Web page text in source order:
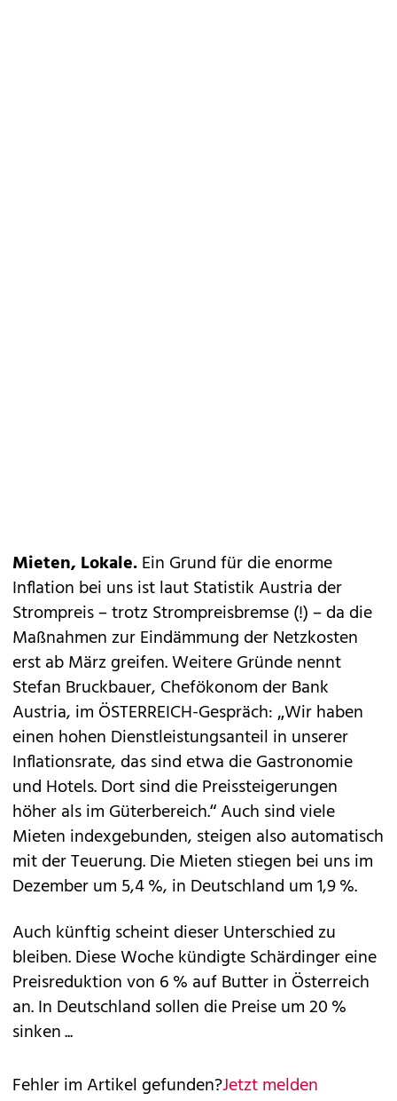
Mieten, Lokale.Ein Grund für die enorme
Inflation bei uns ist laut Statistik Austria der
Strompreis – trotz Strompreisbremse (!) – da die
Maßnahmen zur Eindämmung der Netzkosten
erst ab März greifen. Weitere Gründe nennt
Stefan Bruckbauer, Chefökonom der Bank
Austria, im ÖSTERREICH-Gespräch: „Wir haben
einen hohen Dienstleistungsanteil in unserer
Inflationsrate, das sind etwa die Gastronomie
und Hotels. Dort sind die Preissteigerungen
höher als im Güterbereich.“ Auch sind viele
Mieten indexgebunden, steigen also automatisch
mit der Teuerung. Die Mieten stiegen bei uns im
Dezember um 5,4 %, in Deutschland um 1,9 %.
Auch künftig scheint dieser Unterschied zu
bleiben. Diese Woche kündigte Schärdinger eine
Preisreduktion von 6 % auf Butter in Österreich
an. In Deutschland sollen die Preise um 20 %
sinken ...
Fehler im Artikel gefunden?Jetzt melden